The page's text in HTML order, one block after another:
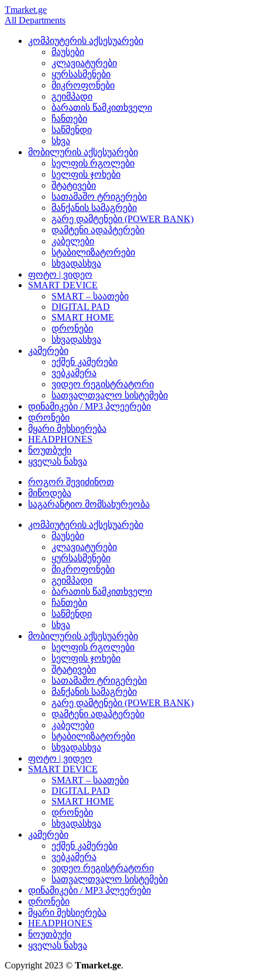
Tmarket.ge
All Departments
კომპიუტერის აქსესუარები
მაუსები
კლავიატურები
ყურსასმენები
მიკროფონები
გეიმპადი
ბარათის წამკითხველი
ჩანთები
საწმენდი
სხვა
მობილურის აქსესუარები
სელფის რგოლები
სელფის ჯოხები
შტატივები
სათამაშო ტრიგერები
მანქანის სამაგრები
გარე დამტენები (POWER BANK)
დამტენი ადაპტერები
კაბელები
სტაბილიზატორები
სხვადასხვა
ფოტო | ვიდეო
SMART DEVICE
SMART – საათები
DIGITAL PAD
SMART HOME
დრონები
სხვადასხვა
კამერები
ექშენ კამერები
ვებკამერა
ვიდეო რეგისტრატორი
სათვალთვალო სისტემები
დინამიკები / MP3 პლეერები
დრონები
მყარი მეხსიერება
HEADPHONES
ნოუთბუქი
ყველას ნახვა
როგორ შევიძინოთ
მიწოდება
საგარანტიო მომსახურეობა
კომპიუტერის აქსესუარები
მაუსები
კლავიატურები
ყურსასმენები
მიკროფონები
გეიმპადი
ბარათის წამკითხველი
ჩანთები
საწმენდი
სხვა
მობილურის აქსესუარები
სელფის რგოლები
სელფის ჯოხები
შტატივები
სათამაშო ტრიგერები
მანქანის სამაგრები
გარე დამტენები (POWER BANK)
დამტენი ადაპტერები
კაბელები
სტაბილიზატორები
სხვადასხვა
ფოტო | ვიდეო
SMART DEVICE
SMART – საათები
DIGITAL PAD
SMART HOME
დრონები
სხვადასხვა
კამერები
ექშენ კამერები
ვებკამერა
ვიდეო რეგისტრატორი
სათვალთვალო სისტემები
დინამიკები / MP3 პლეერები
დრონები
მყარი მეხსიერება
HEADPHONES
ნოუთბუქი
ყველას ნახვა
Copyright 2023 © Tmarket.ge.